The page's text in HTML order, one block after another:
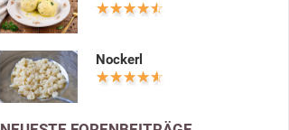
Nockerl